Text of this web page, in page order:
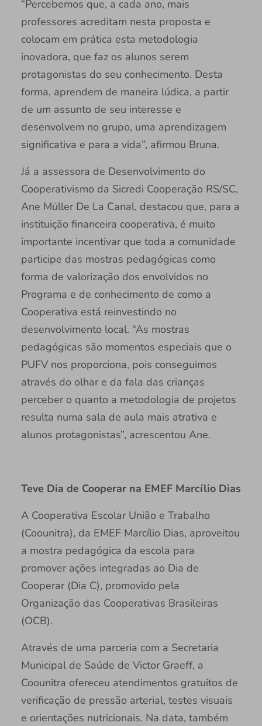
“Percebemos que, a cada ano, mais
professores acreditam nesta proposta e
colocam em prática esta metodologia
inovadora, que faz os alunos serem
protagonistas do seu conhecimento. Desta
forma, aprendem de maneira lúdica, a partir
de um assunto de seu interesse e
desenvolvem no grupo, uma aprendizagem
significativa e para a vida”, afirmou Bruna.
Já a assessora de Desenvolvimento do
Cooperativismo da Sicredi Cooperação RS/SC,
Ane Müller De La Canal, destacou que, para a
instituição financeira cooperativa, é muito
importante incentivar que toda a comunidade
participe das mostras pedagógicas como
forma de valorização dos envolvidos no
Programa e de conhecimento de como a
Cooperativa está reinvestindo no
desenvolvimento local. “As mostras
pedagógicas são momentos especiais que o
PUFV nos proporciona, pois conseguimos
através do olhar e da fala das crianças
perceber o quanto a metodologia de projetos
resulta numa sala de aula mais atrativa e
alunos protagonistas”, acrescentou Ane.
Teve Dia de Cooperar na EMEF Marcílio Dias
A Cooperativa Escolar União e Trabalho
(Coounitra), da EMEF Marcílio Dias, aproveitou
a mostra pedagógica da escola para
promover ações integradas ao Dia de
Cooperar (Dia C), promovido pela
Organização das Cooperativas Brasileiras
(OCB).
Através de uma parceria com a Secretaria
Municipal de Saúde de Victor Graeff, a
Coounitra ofereceu atendimentos gratuitos de
verificação de pressão arterial, testes visuais
e orientações nutricionais. Na data, também